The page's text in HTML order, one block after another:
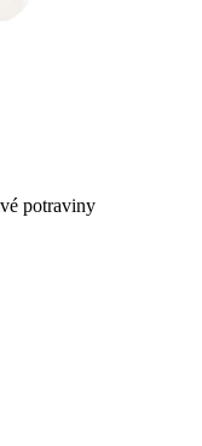
potraviny